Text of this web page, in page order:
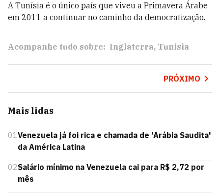
A Tunísia é o único país que viveu a Primavera Árabe
em 2011 a continuar no caminho da democratização.
Acompanhe tudo sobre: Inglaterra Tunísia
PRÓXIMO
Mais lidas
01Venezuela já foi rica e chamada de 'Arábia Saudita'
da América Latina
02Salário mínimo na Venezuela cai para R$ 2,72 por
mês